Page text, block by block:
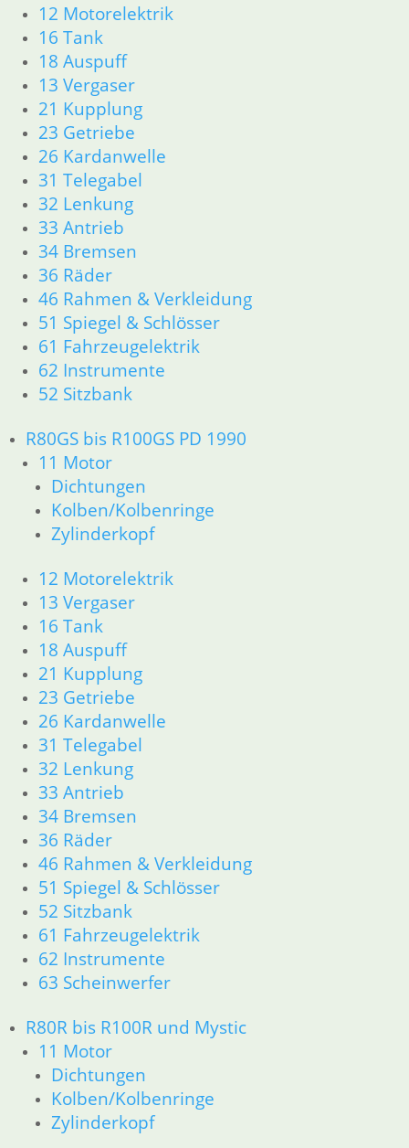
12 Motorelektrik
16 Tank
18 Auspuff
13 Vergaser
21 Kupplung
23 Getriebe
26 Kardanwelle
31 Telegabel
32 Lenkung
33 Antrieb
34 Bremsen
36 Räder
46 Rahmen & Verkleidung
51 Spiegel & Schlösser
61 Fahrzeugelektrik
62 Instrumente
52 Sitzbank
R80GS bis R100GS PD 1990
11 Motor
Dichtungen
Kolben/Kolbenringe
Zylinderkopf
12 Motorelektrik
13 Vergaser
16 Tank
18 Auspuff
21 Kupplung
23 Getriebe
26 Kardanwelle
31 Telegabel
32 Lenkung
33 Antrieb
34 Bremsen
36 Räder
46 Rahmen & Verkleidung
51 Spiegel & Schlösser
52 Sitzbank
61 Fahrzeugelektrik
62 Instrumente
63 Scheinwerfer
R80R bis R100R und Mystic
11 Motor
Dichtungen
Kolben/Kolbenringe
Zylinderkopf
31 Telegabel
33 Antrieb
32 Lenkung
34 Bremsen
36 Räder
46 Rahmen & Verkleidung
51 Spiegel & Schlösser
52 Sitzbank
61 Fahrzeugelektrik
62 Instrumente
63 Scheinwerfer
R65 R80 Monolever R100 RS/RT Monolever ab 1984
11 Motor
Dichtungen
Kolben/Kolbenringe
Zylinderkopf
12 Motorelektrik
13 Vergaser
16 Tank
21 Kupplung
23 Getriebe
26 Kardanwelle
31 Telegabel
32 Lenkung
33 Antrieb
36 Räder
46 Rahmen & Verkleidung
51 Spiegel & Schlösser
52 Sitzbank
61 Fahrzeugelektrik
62 Instrumente
R45 & R65LS
11 Motor
Dichtungen
Zylinderkopf
Kolben/Kolbenringe
12 Motorelektrik
13 Vergaser
16 Tank
18 Auspuff
21 Kupplung
23 Getriebe
34 Bremsen
36 Räder
46 Rahmen & Verkleidung
52 Sitzbank
61 Fahrzeugelektrik
62 Instrumente
63 Scheinwerfer
R80GS ab 1991 bis R100GS PD R80 Basic
11 Motor